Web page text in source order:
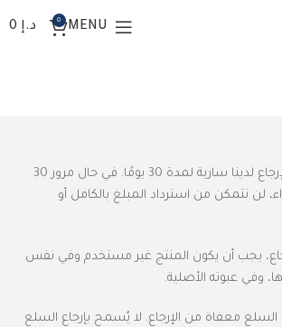
MENU
0 د.إ
والإرجاع
سياسة الاسترداد والإرجاع لدينا سارية لمدة 30 يومًا. في حال مرور 30
لن نتمكن من استرداد المبلغ بالكامل أو
يجب أن يكون المنتج غير مستخدم وفي نفس
وفي عبوته الأصلية.
السلع معفاة من الإرجاع. لا يُسمح بإرجاع السلع